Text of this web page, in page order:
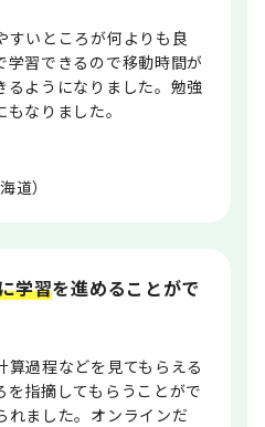
道）
すいところが何よりも良
学習できるので移動時間が
るようになりました。勉強
なりました。
学習を進めることがで
算過程などを見てもらえる
を指摘してもらうことがで
れました。オンラインだ